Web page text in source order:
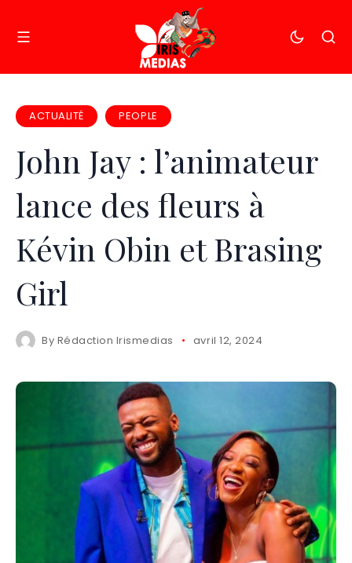
ACTUALITÉ PEOPLE
John Jay : l’animateur
lance des fleurs à
Kévin Obin et Brasing
Girl
By Rédaction Irismedias avril 12, 2024